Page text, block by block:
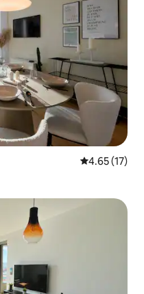
Calificación
4.65 (17)